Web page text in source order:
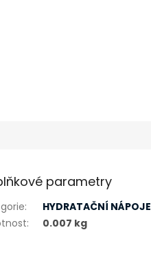
parametry
:
HYDRATAČNÍ NÁPOJE
: 0.007 kg